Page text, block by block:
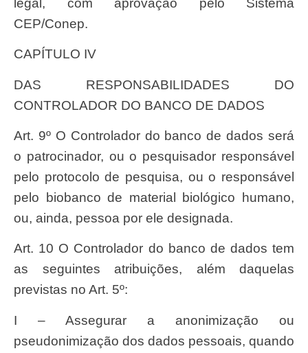
legal, com aprovação pelo Sistema
CEP/Conep.
CAPÍTULO IV
DAS RESPONSABILIDADES DO
CONTROLADOR DO BANCO DE DADOS
Art. 9º O Controlador do banco de dados será
o patrocinador, ou o pesquisador responsável
pelo protocolo de pesquisa, ou o responsável
pelo biobanco de material biológico humano,
ou, ainda, pessoa por ele designada.
Art. 10 O Controlador do banco de dados tem
as seguintes atribuições, além daquelas
previstas no Art. 5º:
I – Assegurar a anonimização ou
pseudonimização dos dados pessoais, quando